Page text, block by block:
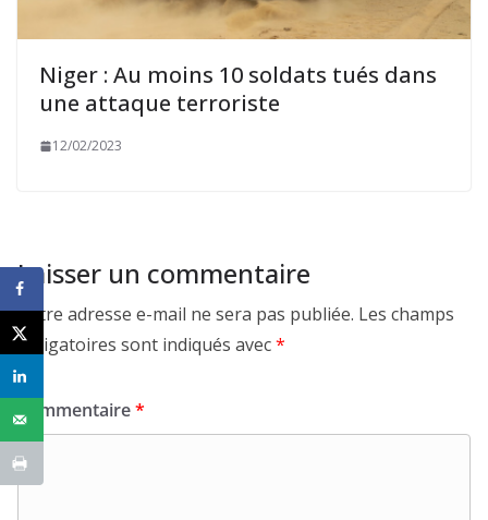
Niger : Au moins 10 soldats tués dans
une attaque terroriste
12/02/2023
Laisser un commentaire
Votre adresse e-mail ne sera pas publiée. Les champs
obligatoires sont indiqués avec*
Commentaire*